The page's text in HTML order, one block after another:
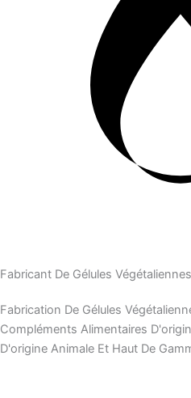
Fabricant De Gélules Végétaliennes
Fabrication De Gélules
Compléments Alimentaires
D'origine Animale Et Haut De